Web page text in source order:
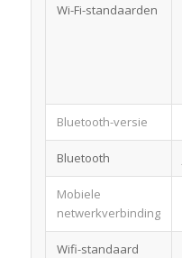
Wi-Fi-standaarden
Bluetooth-versie
Bluetooth
Mobiele
netwerkverbinding
Wifi-standaard